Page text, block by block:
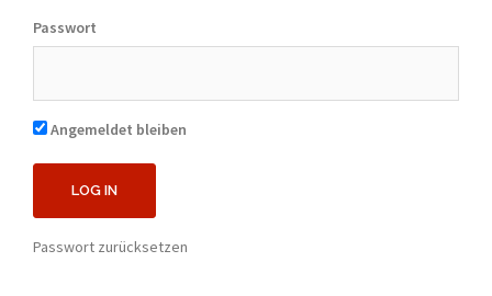
Passwort
Angemeldet bleiben
Passwort zurücksetzen